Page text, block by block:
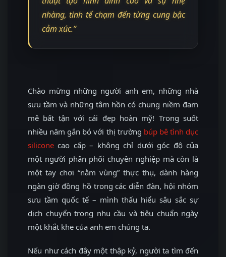
nhàng, tinh tế chạm đến từng cung bậc
cảm xúc.”
Chào mừng những người anh em, những nhà
sưu tầm và những tâm hồn có chung niềm đam
mê bất tận với cái đẹp hoàn mỹ! Trong suốt
nhiều năm gắn bó với thị trường búp bê tình dục
silicone cao cấp – không chỉ dưới góc độ của
một người phân phối chuyên nghiệp mà còn là
một tay chơi “nằm vùng” thực thụ, dành hàng
ngàn giờ đồng hồ trong các diễn đàn, hội nhóm
sưu tầm quốc tế – mình thấu hiểu sâu sắc sự
dịch chuyển trong nhu cầu và tiêu chuẩn ngày
một khắt khe của anh em chúng ta.
Nếu như cách đây một thập kỷ, người ta tìm đến